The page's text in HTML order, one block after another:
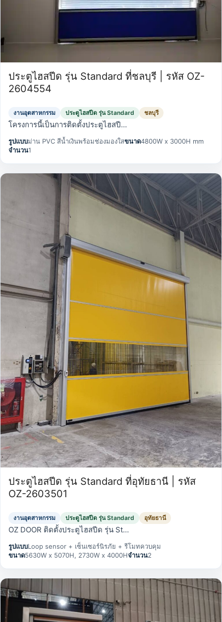
ประตูไฮสปีด รุ่น Standard ที่ชลบุรี | รหัส OZ-
2604554
งานอุตสาหกรรม ประตูไฮสปีด รุ่น Standard ชลบุรี
โครงการนี้เป็นการติดตั้งประตูไฮสปี…
รูปแบบม่าน PVC สีน้ำเงินพร้อมช่องมองใสขนาด4800W x 3000H mm
จำนวน1
ประตูไฮสปีด รุ่น Standard ที่อุทัยธานี | รหัส
OZ-2603501
งานอุตสาหกรรม ประตูไฮสปีด รุ่น Standard อุทัยธานี
OZ DOOR ติดตั้งประตูไฮสปีด รุ่น St…
รูปแบบLoop sensor + เซ็นเซอร์นิรภัย + รีโมทควบคุม
ขนาด5630W x 5070H, 2730W x 4000Hจำนวน2